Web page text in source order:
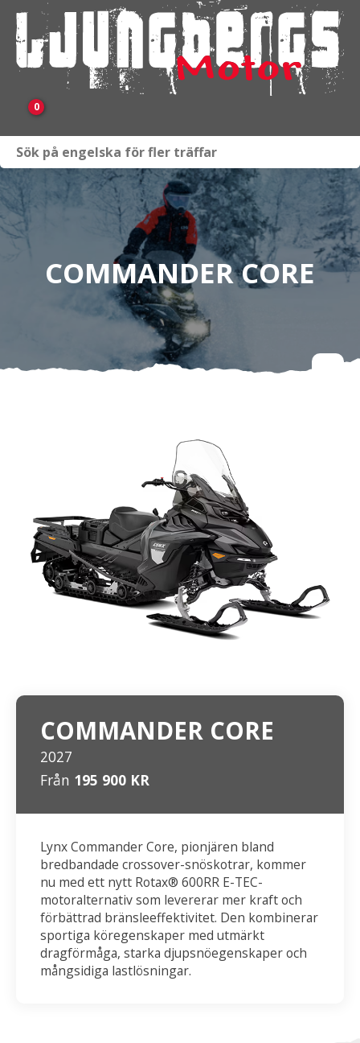
0
Fordon i lager
Verkstad
KAMPANJ
Släpvagnar & Skylift
COMMANDER CORE
COMMANDER CORE
2027
Från 195 900 KR
Lynx Commander Core, pionjären bland
bredbandade crossover-snöskotrar, kommer
nu med ett nytt Rotax® 600RR E-TEC-
motoralternativ som levererar mer kraft och
förbättrad bränsleeffektivitet. Den kombinerar
sportiga köregenskaper med utmärkt
dragförmåga, starka djupsnöegenskaper och
mångsidiga lastlösningar.